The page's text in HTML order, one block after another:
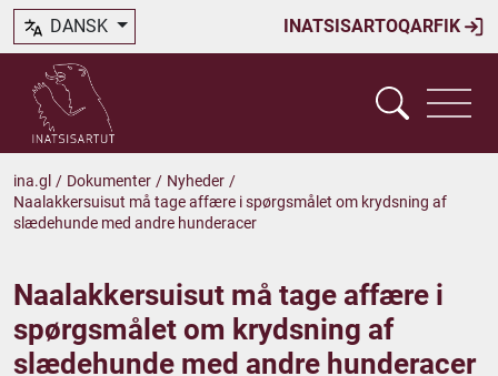
INATSISARTOQARFIK
DANSK
ina.gl / Dokumenter / Nyheder /
Naalakkersuisut må tage affære i spørgsmålet om krydsning af
slædehunde med andre hunderacer
Naalakkersuisut må tage affære i
spørgsmålet om krydsning af
slædehunde med andre hunderacer